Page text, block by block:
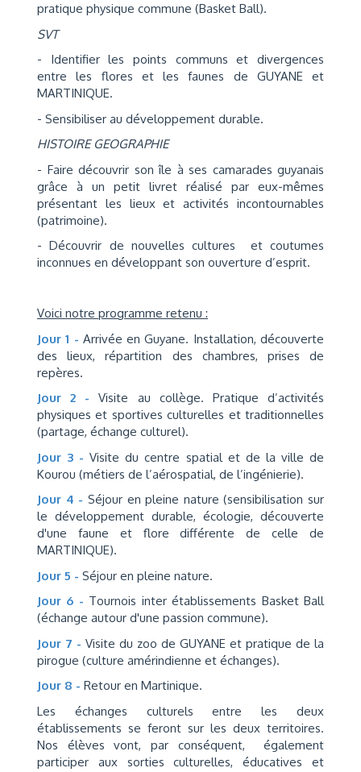
pratique physique commune (Basket Ball).
SVT
- Identifier les points communs et divergences
entre les flores et les faunes de GUYANE et
MARTINIQUE.
- Sensibiliser au développement durable.
HISTOIRE GEOGRAPHIE
- Faire découvrir son île à ses camarades guyanais
grâce à un petit livret réalisé par eux-mêmes
présentant les lieux et activités incontournables
(patrimoine).
- Découvrir de nouvelles cultures et coutumes
inconnues en développant son ouverture d’esprit.
Voici notre programme retenu :
Jour 1 - Arrivée en Guyane. Installation, découverte
des lieux, répartition des chambres, prises de
repères.
Jour 2 -Visite au collège. Pratique d’activités
physiques et sportives culturelles et traditionnelles
(partage, échange culturel).
Jour 3 -Visite du centre spatial et de la ville de
Kourou (métiers de l’aérospatial, de l’ingénierie).
Jour 4 - Séjour en pleine nature (sensibilisation sur
le développement durable, écologie, découverte
d'une faune et flore différente de celle de
MARTINIQUE).
Jour 5 - Séjour en pleine nature.
Jour 6 - Tournois inter établissements Basket Ball
(échange autour d'une passion commune).
Jour 7 - Visite du zoo de GUYANE et pratique de la
pirogue (culture amérindienne et échanges).
Jour 8 - Retour en Martinique.
Les échanges culturels entre les deux
établissements se feront sur les deux territoires.
Nos élèves vont, par conséquent, également
participer aux sorties culturelles, éducatives et